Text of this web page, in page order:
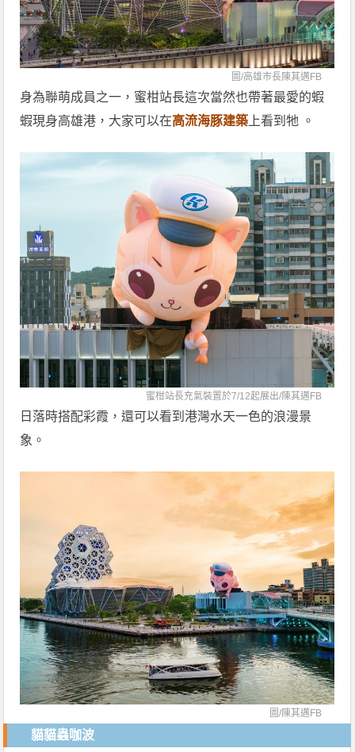
圖/高雄市長陳其邁FB
身為聯萌成員之一，蜜柑站長這次當然也帶著最愛的蝦
蝦現身高雄港，大家可以在高流海豚建築 上看到牠 。
蜜柑站長充氣裝置於7/12起展出/陳其邁FB
日落時搭配彩霞，還可以看到港灣水天一色的浪漫景
象。
圖/陳其邁FB
貓貓蟲咖波